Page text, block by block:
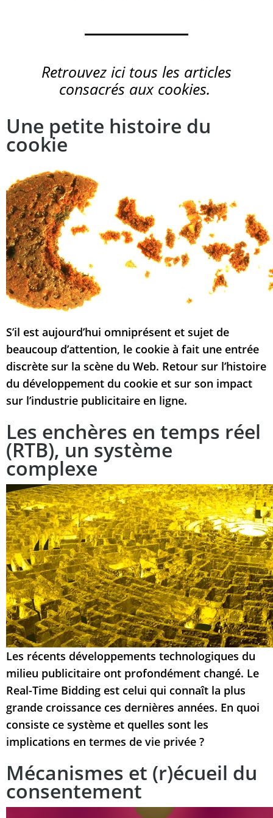
Retrouvez ici tous les articles
consacrés aux cookies.
Une petite histoire du
cookie
S’il est aujourd’hui omniprésent et sujet de
beaucoup d’attention, le cookie à fait une entrée
discrète sur la scène du Web. Retour sur l’histoire
du développement du cookie et sur son impact
sur l’industrie publicitaire en ligne.
Les enchères en temps réel
(RTB), un système
complexe
Les récents développements technologiques du
milieu publicitaire ont profondément changé. Le
Real-Time Bidding est celui qui connaît la plus
grande croissance ces dernières années. En quoi
consiste ce système et quelles sont les
implications en termes de vie privée ?
Mécanismes et (r)écueil du
consentement